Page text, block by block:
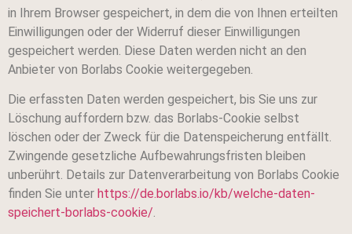
in Ihrem Browser gespeichert, in dem die von Ihnen erteilten
Einwilligungen oder der Widerruf dieser Einwilligungen
gespeichert werden. Diese Daten werden nicht an den
Anbieter von Borlabs Cookie weitergegeben.
Die erfassten Daten werden gespeichert, bis Sie uns zur
Löschung auffordern bzw. das Borlabs-Cookie selbst
löschen oder der Zweck für die Datenspeicherung entfällt.
Zwingende gesetzliche Aufbewahrungsfristen bleiben
unberührt. Details zur Datenverarbeitung von Borlabs Cookie
finden Sie unter https://de.borlabs.io/kb/welche-daten-
speichert-borlabs-cookie/.